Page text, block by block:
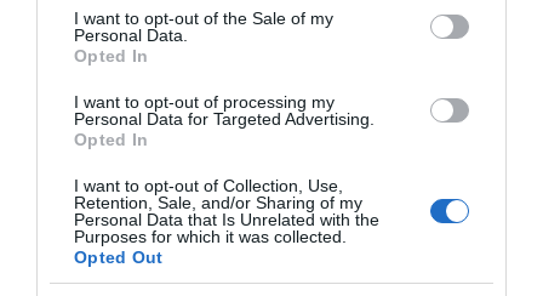
consent section.
I want to opt-out of the Sale of my
Personal Data.
Opted In
I want to opt-out of processing my
Personal Data for Targeted Advertising.
Opted In
I want to opt-out of Collection, Use,
Retention, Sale, and/or Sharing of my
Personal Data that Is Unrelated with the
Purposes for which it was collected.
Opted Out